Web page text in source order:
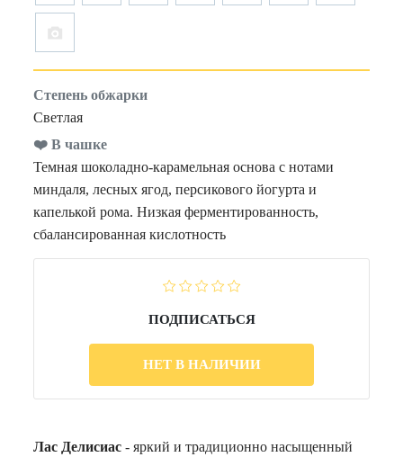
Степень обжарки
Светлая
❤️ В чашке
Темная шоколадно-карамельная основа с нотами
миндаля, лесных ягод, персикового йогурта и
капелькой рома. Низкая ферментированность,
сбалансированная кислотность
ПОДПИСАТЬСЯ
НЕТ В НАЛИЧИИ
Лас Делисиас - яркий и традиционно насыщенный